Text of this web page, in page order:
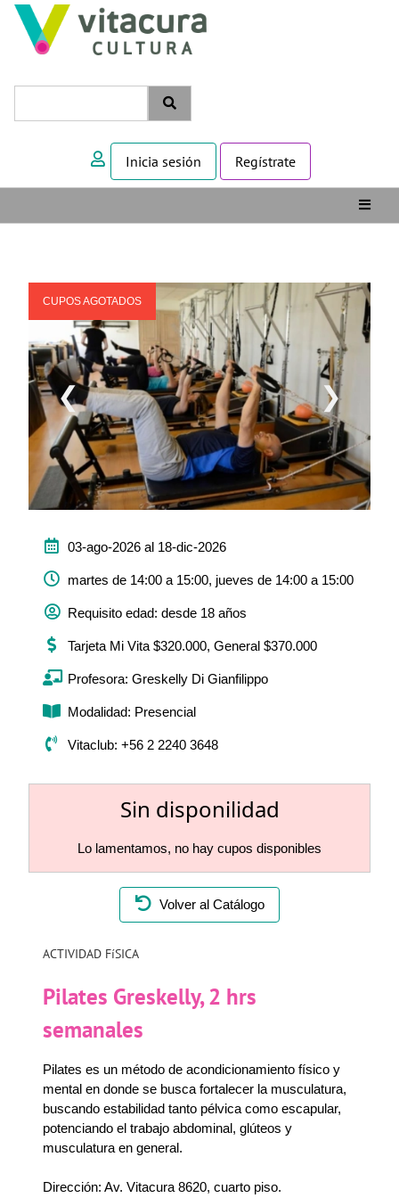
Inicia sesión Regístrate
CUPOS AGOTADOS
❮ ❯
03-ago-2026 al 18-dic-2026
martes de 14:00 a 15:00, jueves de 14:00 a 15:00
Requisito edad: desde 18 años
Tarjeta Mi Vita $320.000, General $370.000
Profesora: Greskelly Di Gianfilippo
Modalidad: Presencial
Vitaclub: +56 2 2240 3648
Sin disponilidad
Lo lamentamos, no hay cupos disponibles
Volver al Catálogo
ACTIVIDAD FíSICA
Pilates Greskelly, 2 hrs
semanales
Pilates es un método de acondicionamiento físico y
mental en donde se busca fortalecer la musculatura,
buscando estabilidad tanto pélvica como escapular,
potenciando el trabajo abdominal, glúteos y
musculatura en general.
Dirección: Av. Vitacura 8620, cuarto piso.